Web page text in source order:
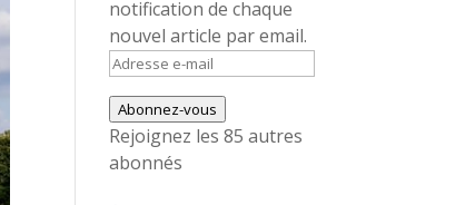
notification de chaque
nouvel article par email.
Adresse
mail
Abonnez-vous
Rejoignez les 85 autres
abonnés